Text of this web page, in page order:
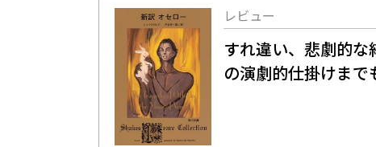
レビュー
すれ違い、悲劇的
の演劇的仕掛けまで